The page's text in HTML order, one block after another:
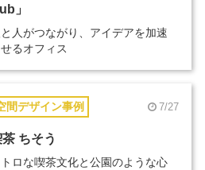
」
と人がつながり、アイデアを加速
るオフィス
間デザイン事例 7/27
茶 ちそう
トロな喫茶文化と公園のような心